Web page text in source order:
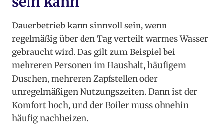
Dauerbetrieb kann sinnvoll sein, wenn
regelmäßig über den Tag verteilt warmes Wasser
gebraucht wird. Das gilt zum Beispiel bei
mehreren Personen im Haushalt, häufigem
Duschen, mehreren Zapfstellen oder
unregelmäßigen Nutzungszeiten. Dann ist der
Komfort hoch, und der Boiler muss ohnehin
häufig nachheizen.